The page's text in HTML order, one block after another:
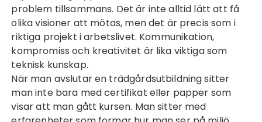
problem tillsammans. Det är inte alltid lätt att få
olika visioner att mötas, men det är precis som i
riktiga projekt i arbetslivet. Kommunikation,
kompromiss och kreativitet är lika viktiga som
teknisk kunskap.
När man avslutar en trädgårdsutbildning sitter
man inte bara med certifikat eller papper som
visar att man gått kursen. Man sitter med